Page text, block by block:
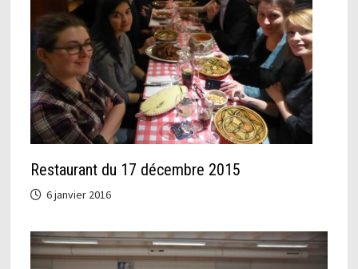
Restaurant du 17 décembre 2015
6 janvier 2016